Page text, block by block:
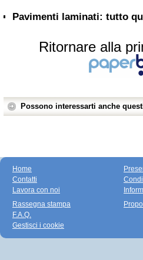
Pavimenti laminati: tutto
Ritornare alla
Possono interessarti anche
Home
Contatti
Lavora con noi
Rassegna stampa
F.A.Q.
Gestisci i cookie